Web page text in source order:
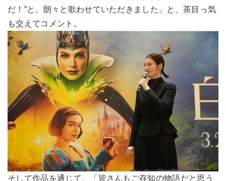
だ！”と、朗々と歌わせていただきました」と、茶目っ気
も交えてコメント。
そして作品を通じて、「皆さんもご存知の物語だと思う